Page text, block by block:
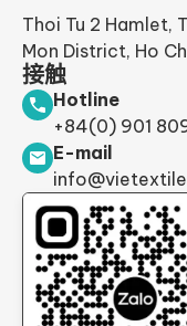
Thoi Tu 2 Hamlet,
Mon District, Ho
接触
Hotline
+84(0) 901
E-mail